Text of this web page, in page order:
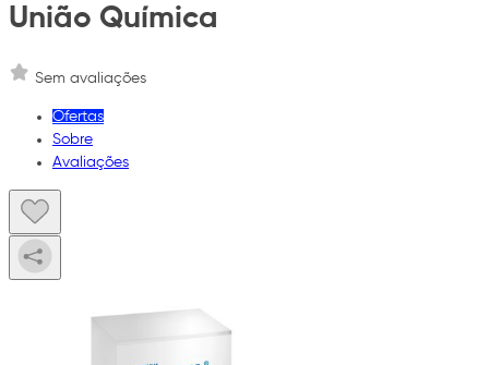
União Química
Sem avaliações
Ofertas
Sobre
Avaliações